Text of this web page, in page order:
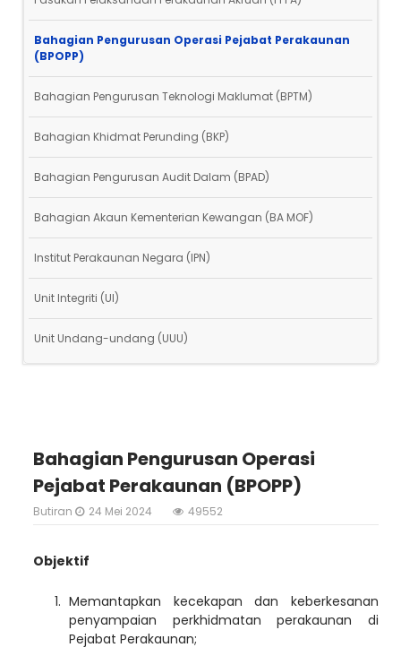
Bahagian Pengurusan Operasi Pejabat Perakaunan
(BPOPP)
Bahagian Pengurusan Teknologi Maklumat (BPTM)
Bahagian Khidmat Perunding (BKP)
Bahagian Pengurusan Audit Dalam (BPAD)
Bahagian Akaun Kementerian Kewangan (BA MOF)
Institut Perakaunan Negara (IPN)
Unit Integriti (UI)
Unit Undang-undang (UUU)
Bahagian Pengurusan Operasi
Pejabat Perakaunan (BPOPP)
Butiran 24 Mei 2024 49552
Objektif
Memantapkan kecekapan dan keberkesanan
penyampaian perkhidmatan perakaunan di
Pejabat Perakaunan;